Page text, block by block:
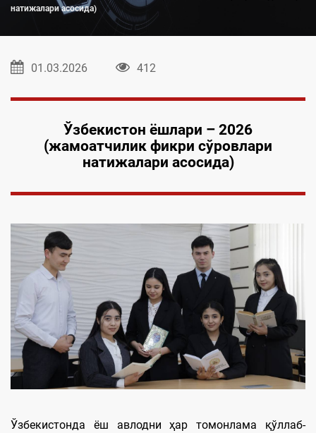
натижалари асосида)
01.03.2026 412
Ўзбекистон ёшлари – 2026
(жамоатчилик фикри сўровлари
натижалари асосида)
Ўзбекистонда ёш авлодни ҳар томонлама қўллаб-